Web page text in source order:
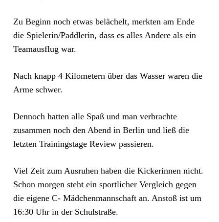
Zu Beginn noch etwas belächelt, merkten am Ende
die Spielerin/Paddlerin, dass es alles Andere als ein
Teamausflug war.
Nach knapp 4 Kilometern über das Wasser waren die
Arme schwer.
Dennoch hatten alle Spaß und man verbrachte
zusammen noch den Abend in Berlin und ließ die
letzten Trainingstage Review passieren.
Viel Zeit zum Ausruhen haben die Kickerinnen nicht.
Schon morgen steht ein sportlicher Vergleich gegen
die eigene C- Mädchenmannschaft an. Anstoß ist um
16:30 Uhr in der Schulstraße.